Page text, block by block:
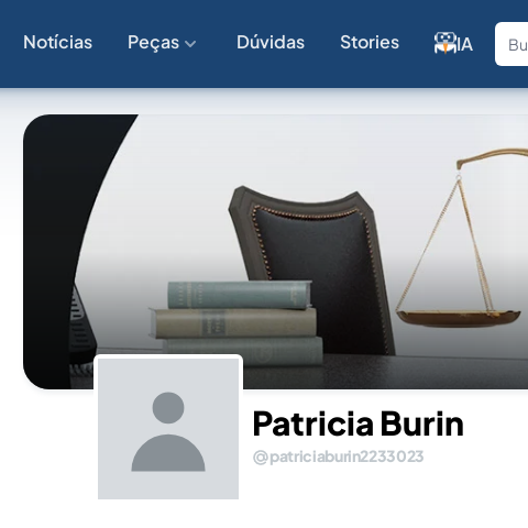
Notícias Peças Dúvidas Stories IA
Patricia Burin
patriciaburin2233023